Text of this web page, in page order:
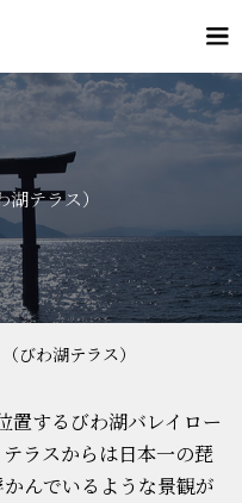
メ
ー
理
約
ル
205
テラス）
びわ湖テラス）
置するびわ湖バレイロー
ラスからは日本一の琵
んでいるような景観が